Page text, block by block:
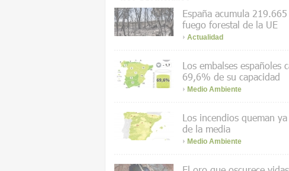
España acumula
fuego forestal de la UE
Actualidad
Los embalses españoles
69,6% de su capacidad
Medio Ambiente
Los incendios queman
de la media
Medio Ambiente